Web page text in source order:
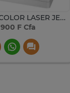
HP COLOR LASER JET PRO MFP M 183 FW
F Cfa